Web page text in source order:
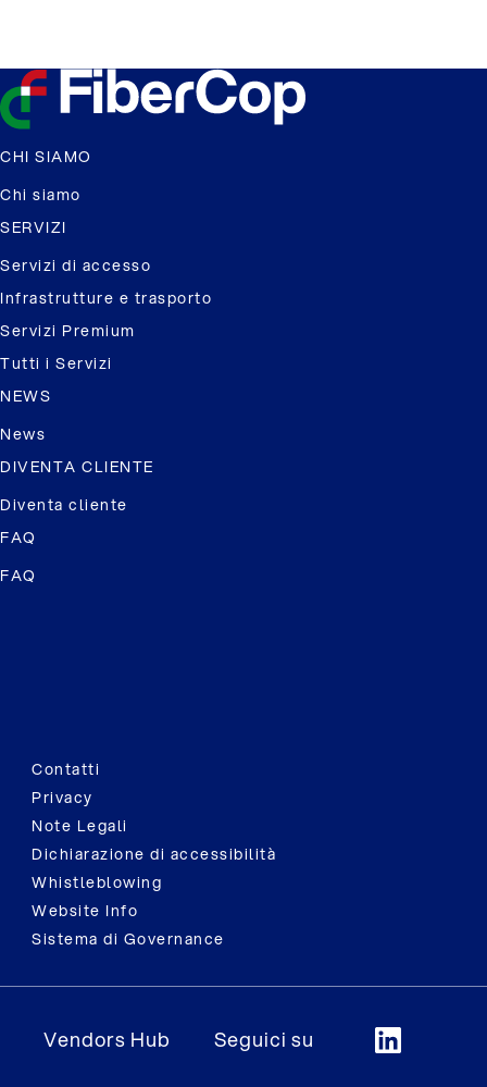
CHI SIAMO
Chi siamo
SERVIZI
Servizi di accesso
Infrastrutture e trasporto
Servizi Premium
Tutti i Servizi
NEWS
News
DIVENTA CLIENTE
Diventa cliente
FAQ
FAQ
Contatti
Privacy
Note Legali
Dichiarazione di accessibilità
Whistleblowing
Website Info
Sistema di Governance
Vendors Hub Seguici su